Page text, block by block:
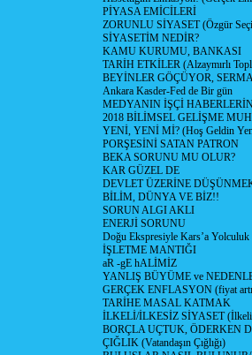
PİYASA EMİCİLERİ
ZORUNLU SİYASET (Özgür
SİYASETİM NEDİR?
KAMU KURUMU, BANKASI
TARİH ETKİLER (Alzaymırlı
BEYİNLER GÖÇÜYOR,
Ankara Kasder-Fed de Bir gün
MEDYANIN İŞÇİ
2018 BİLİMSEL GELİŞME
YENİ, YENİ Mİ? (Hoş Geldin
PORŞESİNİ SATAN PATRON
BEKA SORUNU MU OLUR?
KAR GÜZEL DE
DEVLET ÜZERİNE
BİLİM, DÜNYA VE BİZ!!
SORUN ALGI AKLI
ENERJİ SORUNU
Doğu Ekspresiyle Kars’a Yolculuk
İŞLETME MANTIĞI
aR -gE hALİMİZ
YANLIŞ BÜYÜME ve
GERÇEK ENFLASYON (fiyat
TARİHE MASAL KATMAK
İLKELİ/İLKESİZ SİYASET
BORÇLA UÇTUK, ÖDERKEN
ÇIĞLIK (Vatandaşın Çığlığı)